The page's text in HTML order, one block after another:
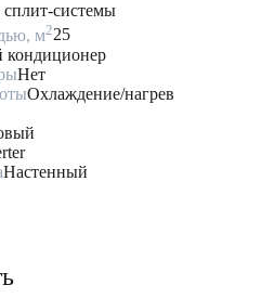
системы
м225
кондиционер
Нет
Охлаждение/нагрев
Настенный